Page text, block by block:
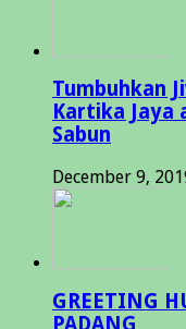
Tumbuhkan
Kartika Jaya
Sabun
December 9,
GREETING
PADANG